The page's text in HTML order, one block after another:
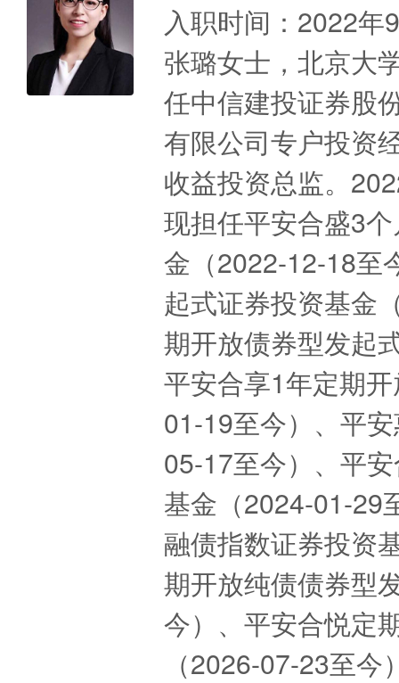
入职时间：2022年
张璐女士，北京大
任中信建投证券股
有限公司专户投资
收益投资总监。
现担任平安合盛3
金（2022-12-18至
起式证券投资基金
期开放债券型发起
平安合享1年定期
01-19至今）、平
05-17至今）、平
基金（2024-01-29
融债指数证券投资
期开放纯债债券型
今）、平安合悦定
（2026-07-23至